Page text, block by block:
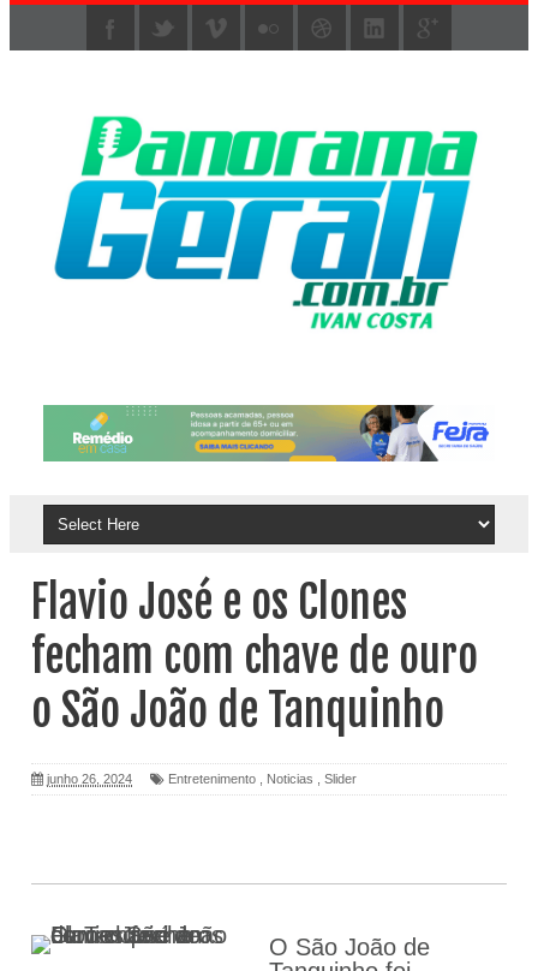
Flavio José e os Clones
fecham com chave de ouro
o São João de Tanquinho
junho 26, 2024 Entretenimento Noticias Slider
O São João de